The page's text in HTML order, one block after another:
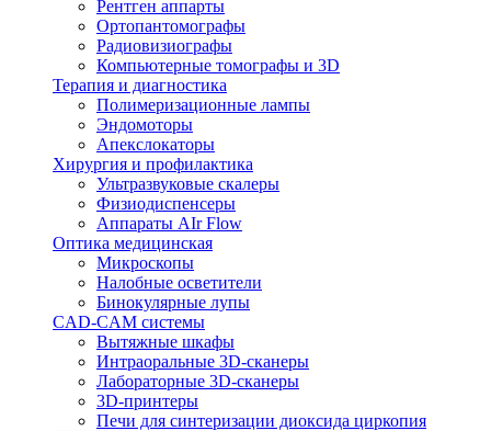
Рентген аппарты
Ортопантомографы
Радиовизиографы
Компьютерные томографы и 3D
Терапия и диагностика
Полимеризационные лампы
Эндомоторы
Апекслокаторы
Хирургия и профилактика
Ультразвуковые скалеры
Физиодиспенсеры
Аппараты AIr Flow
Оптика медицинская
Микроскопы
Налобные осветители
Бинокулярные лупы
CAD-CAM системы
Вытяжные шкафы
Интраоральные 3D-сканеры
Лабораторные 3D-сканеры
3D-принтеры
Печи для синтеризации диоксида циркопия